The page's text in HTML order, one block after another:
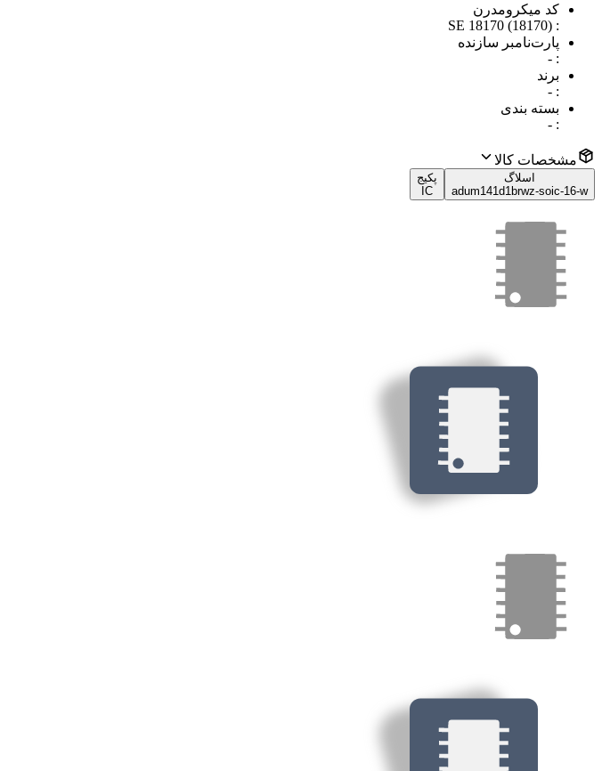
کد میکرومدرن
:
SE 18170 (18170)
پارت‌نامبر سازنده
:
-
برند
:
-
بسته بندی
:
-
مشخصات کالا
اسلاگ
adum141d1brwz-soic-16-w
پکیج
IC